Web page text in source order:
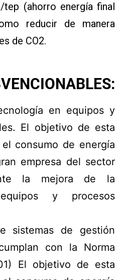
(ahorro energía final
reducir de manera
de CO2.
en equipos y
El objetivo de esta
consumo de energía
empresa del sector
la mejora de la
y procesos
sistemas de gestión
con la Norma
El objetivo de esta